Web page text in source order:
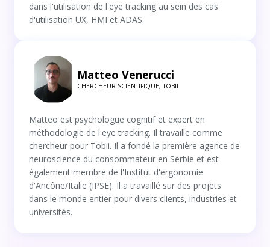
dans l'utilisation de l'eye tracking au sein des cas
d'utilisation UX, HMI et ADAS.
Matteo Venerucci
CHERCHEUR SCIENTIFIQUE, TOBII
Matteo est psychologue cognitif et expert en
méthodologie de l'eye tracking. Il travaille comme
chercheur pour Tobii. Il a fondé la première agence de
neuroscience du consommateur en Serbie et est
également membre de l'Institut d'ergonomie
d'Ancône/Italie (IPSE). Il a travaillé sur des projets
dans le monde entier pour divers clients, industries et
universités.